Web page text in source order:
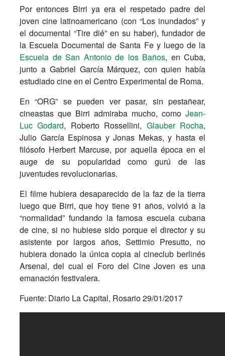
Por entonces Birri ya era el respetado padre del
joven cine latinoamericano (con “Los inundados” y
el documental “Tire dié” en su haber), fundador de
la Escuela Documental de Santa Fe y luego de la
Escuela de San Antonio de los Baños, en Cuba,
junto a Gabriel García Márquez, con quien había
estudiado cine en el Centro Experimental de Roma.
En “ORG” se pueden ver pasar, sin pestañear,
cineastas que Birri admiraba mucho, como Jean-
Luc Godard, Roberto Rossellini, Glauber Rocha,
Julio García Espinosa y Jonas Mekas, y hasta el
filósofo Herbert Marcuse, por aquella época en el
auge de su popularidad como gurú de las
juventudes revolucionarias.
El filme hubiera desaparecido de la faz de la tierra
luego que Birri, que hoy tiene 91 años, volvió a la
“normalidad” fundando la famosa escuela cubana
de cine, si no hubiese sido porque el director y su
asistente por largos años, Settimio Presutto, no
hubiera donado la única copia al cineclub berlinés
Arsenal, del cual el Foro del Cine Joven es una
emanación festivalera.
Fuente: Diario La Capital, Rosario 29/01/2017